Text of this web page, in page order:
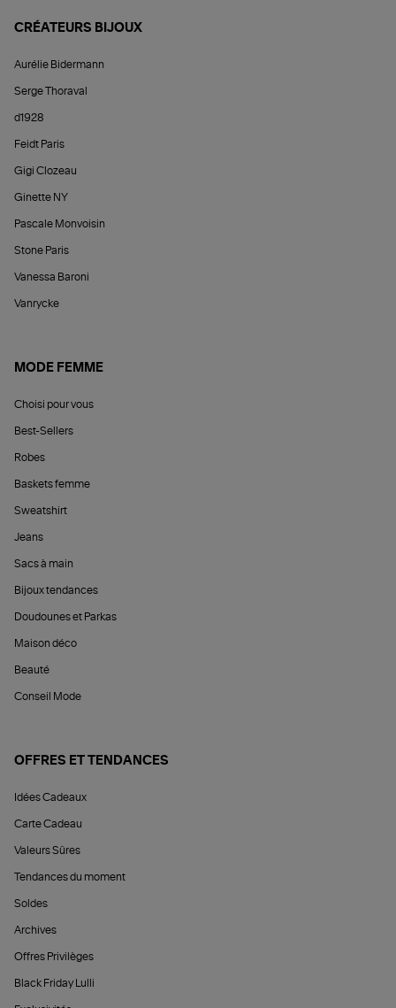
CRÉATEURS BIJOUX
Aurélie Bidermann
Serge Thoraval
d1928
Feidt Paris
Gigi Clozeau
Ginette NY
Pascale Monvoisin
Stone Paris
Vanessa Baroni
Vanrycke
MODE FEMME
Choisi pour vous
Best-Sellers
Robes
Baskets femme
Sweatshirt
Jeans
Sacs à main
Bijoux tendances
Doudounes et Parkas
Maison déco
Beauté
Conseil Mode
OFFRES ET TENDANCES
Idées Cadeaux
Carte Cadeau
Valeurs Sûres
Tendances du moment
Soldes
Archives
Offres Privilèges
Black Friday Lulli